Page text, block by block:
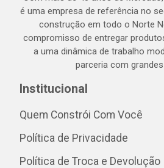
é uma empresa de referência no
construção em todo o Norte
compromisso de entregar
a uma dinâmica de trabalho
parceria com
Institucional
Quem Constrói Com Você
Política de Privacidade
Política de Troca e Devolução